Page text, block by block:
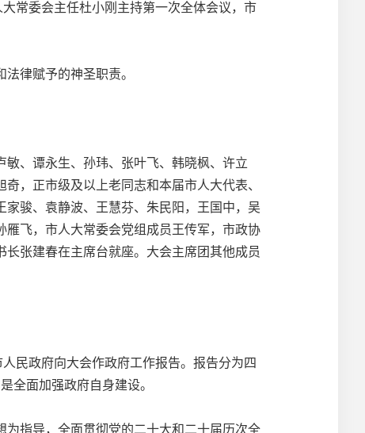
常委会主任杜小刚主持第一次全体会议，市
律赋予的神圣职责。
、谭永生、孙玮、张叶飞、韩晓枫、许立
，正市级及以上老同志和本届市人大代表、
骏、袁静波、王慧芬、朱民阳，王国中，吴
飞，市人大常委会党组成员王传军，市政协
张建春在主席台就座。大会主席团其他成员
民政府向大会作政府工作报告。报告分为四
全面加强政府自身建设。
指导，全面贯彻党的二十大和二十届历次全